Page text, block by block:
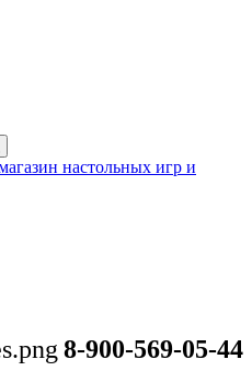
8-900-569-05-44